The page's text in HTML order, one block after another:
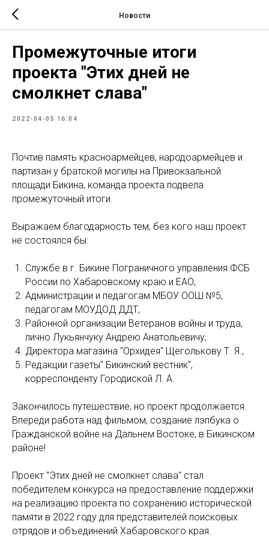
Новости
Промежуточные итоги
проекта "Этих дней не
смолкнет слава"
2022-04-05 16:04
Почтив память красноармейцев, народоармейцев и
партизан у братской могилы на Привокзальной
площади Бикина, команда проекта подвела
промежуточный итоги.
Выражаем благодарность тем, без кого наш проект
не состоялся бы:
Службе в г. Бикине Пограничного управления ФСБ
России по Хабаровскому краю и ЕАО,
Администрации и педагогам МБОУ ООШ №5,
педагогам МОУДОД ДДТ,
Районной организации Ветеранов войны и труда,
лично Лукьянчуку Андрею Анатольевичу,
Директора магазина "Орхидея" Щеголькову Т. Я.,
Редакции газеты" Бикинский вестник",
корреспонденту Городиской Л. А.
Закончилось путешествие, но проект продолжается.
Впереди работа над фильмом, создание лэпбука о
Гражданской войне на Дальнем Востоке, в Бикинском
районе!
Проект "Этих дней не смолкнет слава" стал
победителем конкурса на предоставление поддержки
на реализацию проекта по сохранению исторической
памяти в 2022 году для представителей поисковых
отрядов и объединений Хабаровского края.